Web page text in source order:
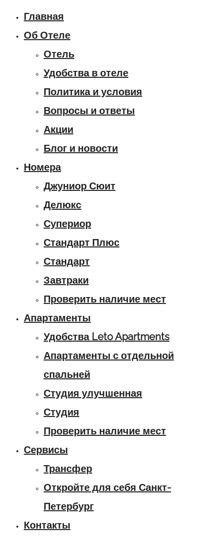
Главная
Об Отеле
Отель
Удобства в отеле
Политика и условия
Вопросы и ответы
Акции
Блог и новости
Номера
Джуниор Сюит
Делюкс
Супериор
Стандарт Плюс
Стандарт
Завтраки
Проверить наличие мест
Апартаменты
Удобства Leto Apartments
Апартаменты с отдельной
спальней
Студия улучшенная
Студия
Проверить наличие мест
Сервисы
Трансфер
Откройте для себя Санкт-
Петербург
Контакты